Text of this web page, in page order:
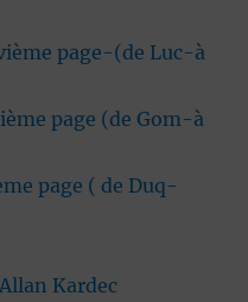
page-(de Luc-à
page (de Gom-à
page ( de Duq-
Kardec